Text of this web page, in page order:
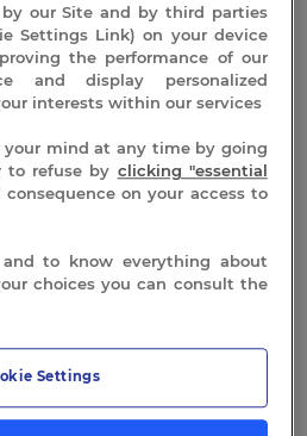
de venir aux thermes de
les-Bains
entièrement
rénové
1
our Site and by third parties
Settings Link) on your device
the performance of our
and display personalized
interests within our services
your mind at any time by going
to refuse by clicking "essential
on your access to
to know everything about
choices you can consult the
Settings